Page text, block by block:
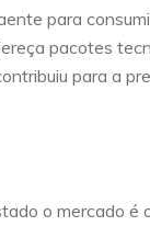
para
pacotes
para a
o mercado